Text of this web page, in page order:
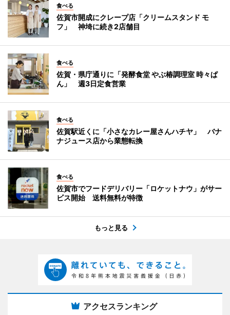
食べる
佐賀市開成にクレープ店「クリームスタンド モ
フ」 神埼に続き2店舗目
食べる
佐賀・県庁通りに「発酵食堂 やぶ椿調理室 時々ぱ
ん」 週3日定食営業
食べる
佐賀駅近くに「小さなカレー屋さんハチヤ」 バナ
ナジュース店から業態転換
食べる
佐賀市でフードデリバリー「ロケットナウ」がサー
ビス開始 送料無料が特徴
もっと見る
アクセスランキング